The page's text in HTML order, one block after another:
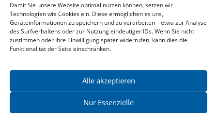
Damit Sie unsere Website optimal nutzen können, setzen wir
Technologien wie Cookies ein. Diese ermöglichen es uns,
Geräteinformationen zu speichern und zu verarbeiten – etwa zur Analyse
des Surfverhaltens oder zur Nutzung eindeutiger IDs. Wenn Sie nicht
zustimmen oder Ihre Einwilligung später widerrufen, kann dies die
Funktionalität der Seite einschränken.
Alle akzeptieren
Nur Essenzielle
Hans-Josef Fritschi